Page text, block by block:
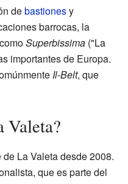
debastionesy
barrocas, la
Superbissima ("La
importantes de Europa.
Il-Belt, que
Valeta?
La Valeta desde 2008.
que es parte del